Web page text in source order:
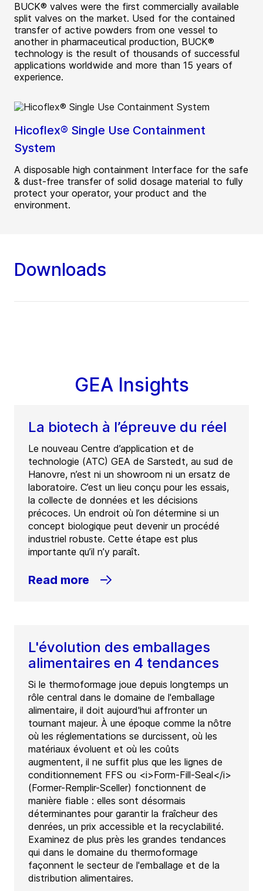
BUCK® valves were the first commercially available
split valves on the market. Used for the contained
transfer of active powders from one vessel to
another in pharmaceutical production, BUCK®
technology is the result of thousands of successful
applications worldwide and more than 15 years of
experience.
Hicoflex® Single Use Containment
System
A disposable high containment Interface for the safe
& dust-free transfer of solid dosage material to fully
protect your operator, your product and the
environment.
Downloads
GEA Insights
La biotech à l’épreuve du réel
Le nouveau Centre d’application et de
technologie (ATC) GEA de Sarstedt, au sud de
Hanovre, n’est ni un showroom ni un ersatz de
laboratoire. C’est un lieu conçu pour les essais,
la collecte de données et les décisions
précoces. Un endroit où l’on détermine si un
concept biologique peut devenir un procédé
industriel robuste. Cette étape est plus
importante qu’il n’y paraît.
Read more
L'évolution des emballages
alimentaires en 4 tendances
Si le thermoformage joue depuis longtemps un
rôle central dans le domaine de l'emballage
alimentaire, il doit aujourd'hui affronter un
tournant majeur. À une époque comme la nôtre
où les réglementations se durcissent, où les
matériaux évoluent et où les coûts
augmentent, il ne suffit plus que les lignes de
conditionnement FFS ou <i>Form-Fill-Seal</i>
(Former-Remplir-Sceller) fonctionnent de
manière fiable : elles sont désormais
déterminantes pour garantir la fraîcheur des
denrées, un prix accessible et la recyclabilité.
Examinez de plus près les grandes tendances
qui dans le domaine du thermoformage
façonnent le secteur de l'emballage et de la
distribution alimentaires.